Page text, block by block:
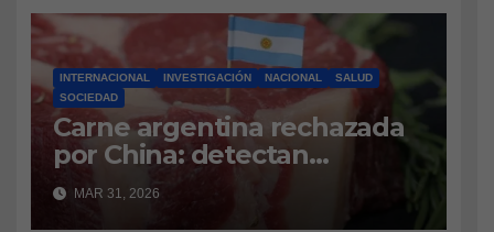
INTERNACIONAL INVESTIGACIÓN NACIONAL
SALUD
SOCIEDAD
Carne argentina rechazada
por China: detectan
antibiótico prohibido y se
investiga el origen
MAR 31, 2026